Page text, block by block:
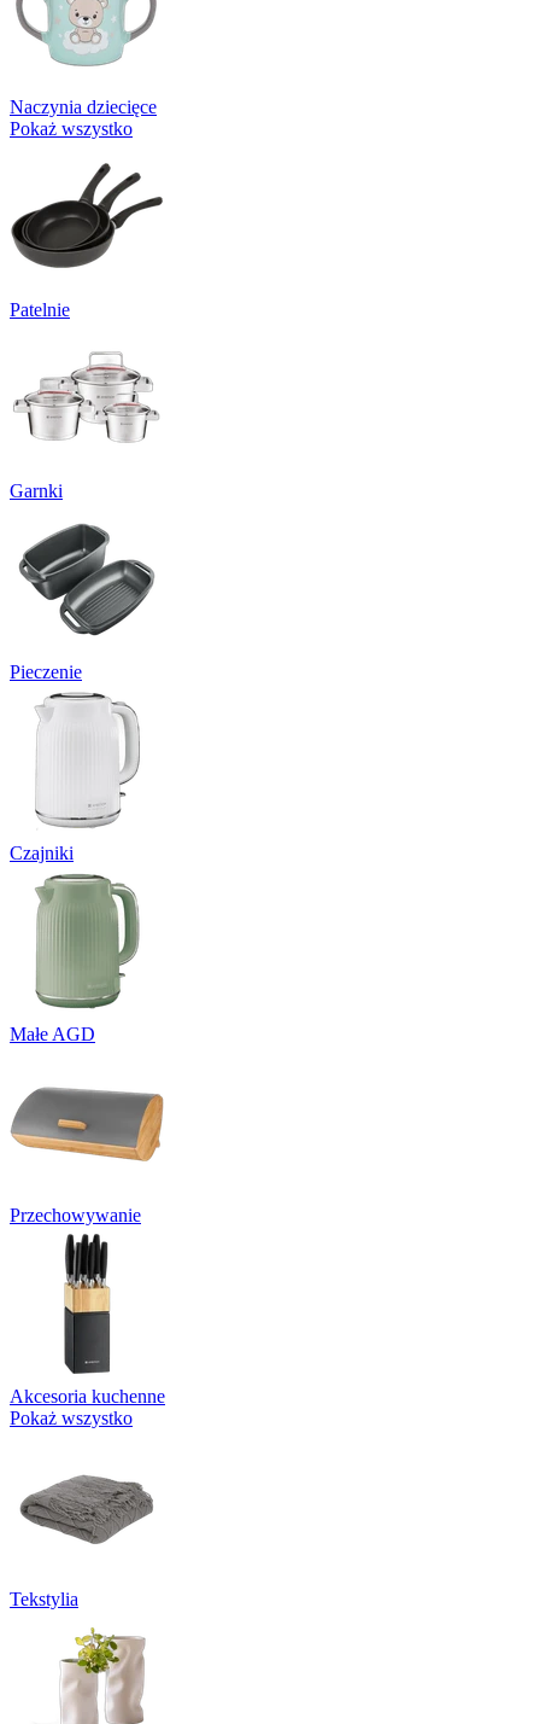
Naczynia dziecięce
Pokaż wszystko
Patelnie
Garnki
Pieczenie
Czajniki
Małe AGD
Przechowywanie
Akcesoria kuchenne
Pokaż wszystko
Tekstylia